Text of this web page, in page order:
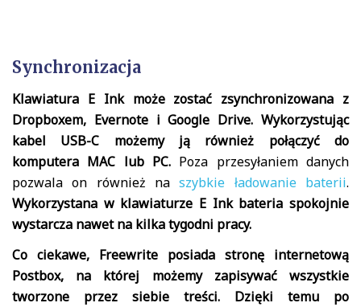
Synchronizacja
Klawiatura E Ink może zostać zsynchronizowana z
Dropboxem, Evernote i Google Drive. Wykorzystując
kabel USB-C możemy ją również połączyć do
komputera MAC lub PC. Poza przesyłaniem danych
pozwala on również naszybkie ładowanie baterii.
Wykorzystana w klawiaturze E Ink bateria spokojnie
wystarcza nawet na kilka tygodni pracy.
Co ciekawe, Freewrite posiada stronę internetową
Postbox, na której możemy zapisywać wszystkie
tworzone przez siebie treści. Dzięki temu po